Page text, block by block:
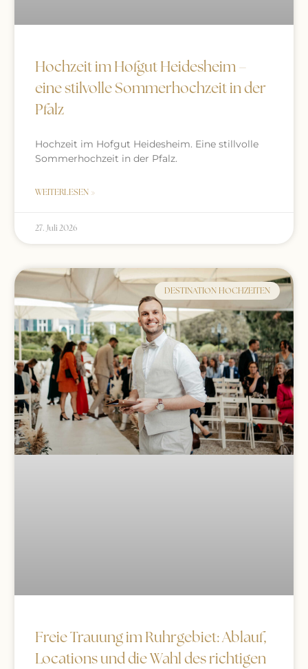
Hochzeit im Hofgut Heidesheim –
eine stilvolle Sommerhochzeit in der
Pfalz
Hochzeit im Hofgut Heidesheim. Eine stillvolle
Sommerhochzeit in der Pfalz.
WEITERLESEN »
27. Juli 2026
DESTINATION HOCHZEITEN
Freie Trauung im Ruhrgebiet: Ablauf,
Locations und die Wahl des richtigen